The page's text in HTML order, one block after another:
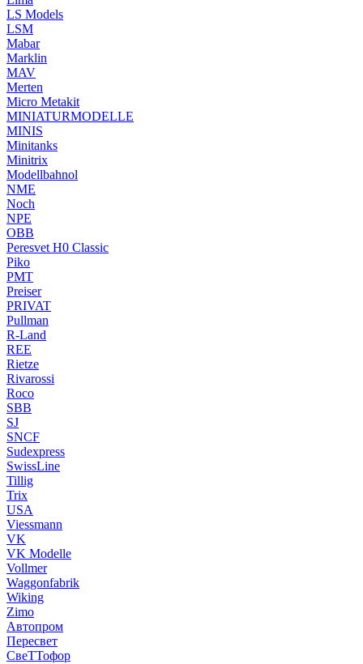
LS Models
LSM
Mabar
Marklin
MAV
Merten
Micro Metakit
MINIATURMODELLE
MINIS
Minitanks
Minitrix
Modellbahnol
NME
Noch
NPE
OBB
Peresvet H0 Classic
Piko
PMT
Preiser
PRIVAT
Pullman
R-Land
REE
Rietze
Rivarossi
Roco
SBB
SJ
SNCF
Sudexpress
SwissLine
Tillig
Trix
USA
Viessmann
VK
VK Modelle
Vollmer
Waggonfabrik
Wiking
Zimo
Автопром
Пересвет
СвеТТофор